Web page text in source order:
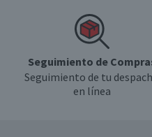
Seguimiento de
Seguimiento de tu
en línea